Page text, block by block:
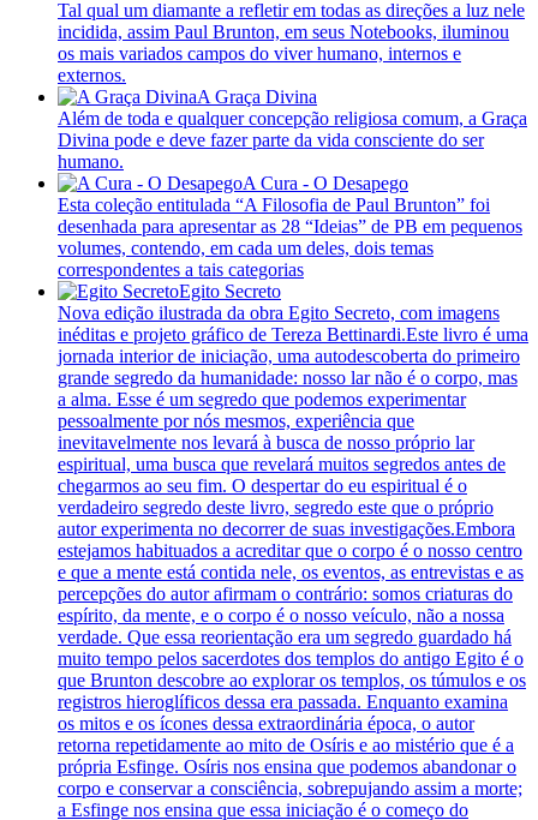
Tal qual um diamante a refletir em todas as direções a luz nele
incidida, assim Paul Brunton, em seus Notebooks, iluminou
os mais variados campos do viver humano, internos e
externos.
A Graça Divina
Além de toda e qualquer concepção religiosa comum, a Graça
Divina pode e deve fazer parte da vida consciente do ser
humano.
A Cura - O Desapego
Esta coleção entitulada “A Filosofia de Paul Brunton” foi
desenhada para apresentar as 28 “Ideias” de PB em pequenos
volumes, contendo, em cada um deles, dois temas
correspondentes a tais categorias
Egito Secreto
Nova edição ilustrada da obra Egito Secreto, com imagens
inéditas e projeto gráfico de Tereza Bettinardi.Este livro é uma
jornada interior de iniciação, uma autodescoberta do primeiro
grande segredo da humanidade: nosso lar não é o corpo, mas
a alma. Esse é um segredo que podemos experimentar
pessoalmente por nós mesmos, experiência que
inevitavelmente nos levará à busca de nosso próprio lar
espiritual, uma busca que revelará muitos segredos antes de
chegarmos ao seu fim. O despertar do eu espiritual é o
verdadeiro segredo deste livro, segredo este que o próprio
autor experimenta no decorrer de suas investigações.Embora
estejamos habituados a acreditar que o corpo é o nosso centro
e que a mente está contida nele, os eventos, as entrevistas e as
percepções do autor afirmam o contrário: somos criaturas do
espírito, da mente, e o corpo é o nosso veículo, não a nossa
verdade. Que essa reorientação era um segredo guardado há
muito tempo pelos sacerdotes dos templos do antigo Egito é o
que Brunton descobre ao explorar os templos, os túmulos e os
registros hieroglíficos dessa era passada. Enquanto examina
os mitos e os ícones dessa extraordinária época, o autor
retorna repetidamente ao mito de Osíris e ao mistério que é a
própria Esfinge. Osíris nos ensina que podemos abandonar o
corpo e conservar a consciência, sobrepujando assim a morte;
a Esfinge nos ensina que essa iniciação é o começo do